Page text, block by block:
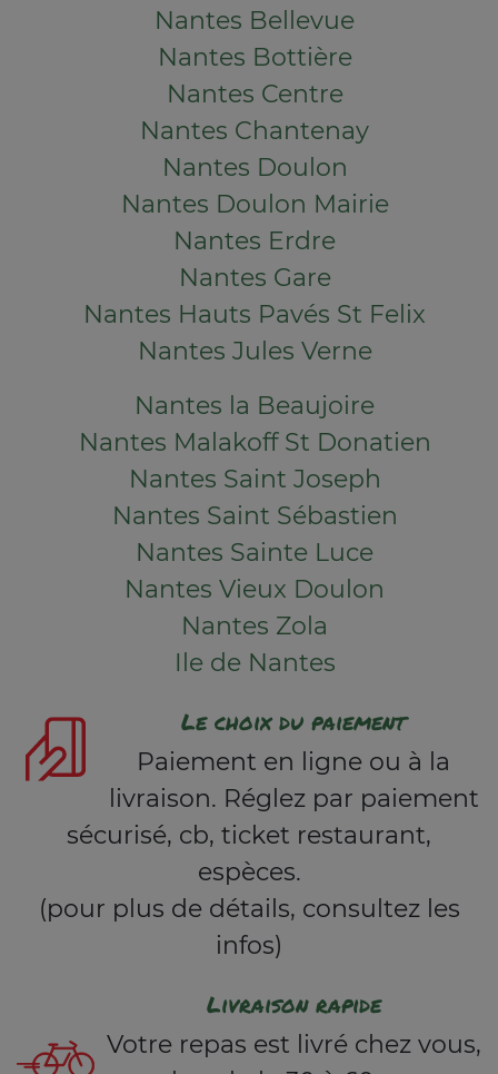
Nantes Bellevue
Nantes Bottière
Nantes Centre
Nantes Chantenay
Nantes Doulon
Nantes Doulon Mairie
Nantes Erdre
Nantes Gare
Nantes Hauts Pavés St Felix
Nantes Jules Verne
Nantes la Beaujoire
Nantes Malakoff St Donatien
Nantes Saint Joseph
Nantes Saint Sébastien
Nantes Sainte Luce
Nantes Vieux Doulon
Nantes Zola
Ile de Nantes
Le choix du paiement
Paiement en ligne ou à la
livraison. Réglez par paiement
sécurisé, cb, ticket restaurant,
espèces.
(pour plus de détails, consultez les
infos)
Livraison rapide
Votre repas est livré chez vous,